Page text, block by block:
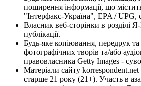
поширення інформації, що
"Інтерфакс-Україна", EPA / UPG,
Власник веб-сторінки в розділі
публікації.
Будь-яке копіювання, передрук та
фотографічних творів та/або
правовласника Getty Images -
Матеріали сайту korrespondent.net
старше 21 року (21+). Участь в